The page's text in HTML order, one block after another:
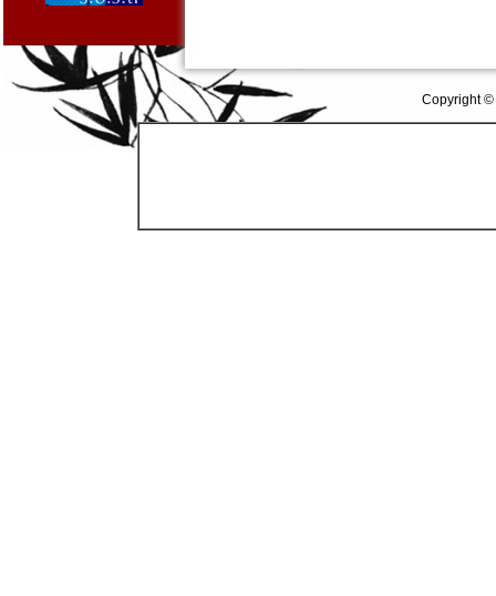
Copyright ©